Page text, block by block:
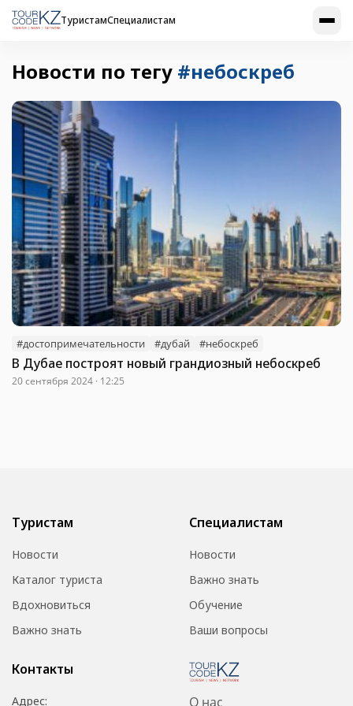
ТуристамСпециалистам
Новости по тегу #небоскреб
#достопримечательности #дубай #небоскреб
В Дубае построят новый грандиозный небоскреб
20 сентября 2024 · 12:25
Туристам
Новости
Каталог туриста
Вдохновиться
Важно знать
Специалистам
Новости
Важно знать
Обучение
Ваши вопросы
Контакты
Адрес:
О нас